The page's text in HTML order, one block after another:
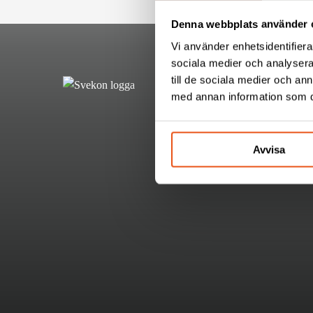
Denna webbplats använder
Vi använder
sociala medier och
till de sociala medier och
med annan information som
Avvisa